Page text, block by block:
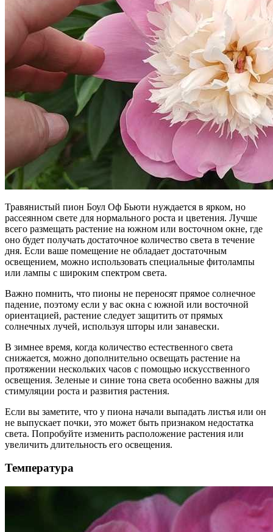
Травянистый пион Боул Оф Бьюти нуждается в ярком, но
рассеянном свете для нормального роста и цветения. Лучше
всего размещать растение на южном или восточном окне, где
оно будет получать достаточное количество света в течение
дня. Если ваше помещение не обладает достаточным
освещением, можно использовать специальные фитолампы
или лампы с широким спектром света.
Важно помнить, что пионы не переносят прямое солнечное
падение, поэтому если у вас окна с южной или восточной
ориентацией, растение следует защитить от прямых
солнечных лучей, используя шторы или занавески.
В зимнее время, когда количество естественного света
снижается, можно дополнительно освещать растение на
протяжении нескольких часов с помощью искусственного
освещения. Зеленые и синие тона света особенно важны для
стимуляции роста и развития растения.
Если вы заметите, что у пиона начали выпадать листья или он
не выпускает почки, это может быть признаком недостатка
света. Попробуйте изменить расположение растения или
увеличить длительность его освещения.
Температура